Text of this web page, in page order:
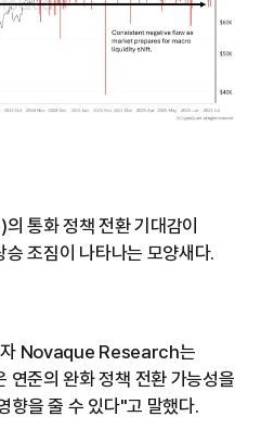
통화 정책 전환 기대감이
조짐이 나타나는 모양새다.
자 Novaque Research는
연준의 완화 정책 전환 가능성을
향을 줄 수 있다"고 말했다.